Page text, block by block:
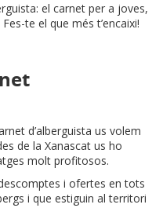
el carnet per a joves,
te el que més t’encaixi!
d’alberguista us volem
de la Xanascat us ho
molt profitosos.
i ofertes en tots
i que estiguin al territori